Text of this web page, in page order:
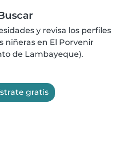
y revisa los perfiles
niñeras en El Porvenir
de Lambayeque).
gratis